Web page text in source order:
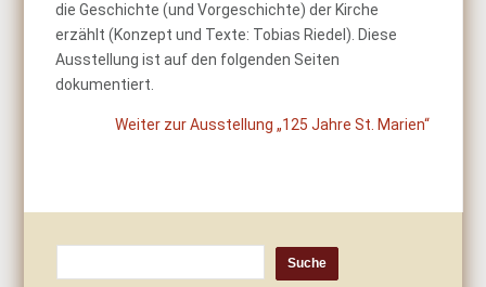
die Geschichte (und Vorgeschichte) der Kirche
erzählt (Konzept und Texte: Tobias Riedel). Diese
Ausstellung ist auf den folgenden Seiten
dokumentiert.
Weiter zur Ausstellung „125 Jahre St. Marien“